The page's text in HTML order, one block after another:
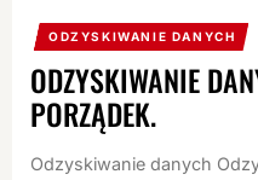
ODZYSKIWANIE DANYCH
ODZYSKIWANIE
PORZĄDEK.
Odzyskiwanie danych